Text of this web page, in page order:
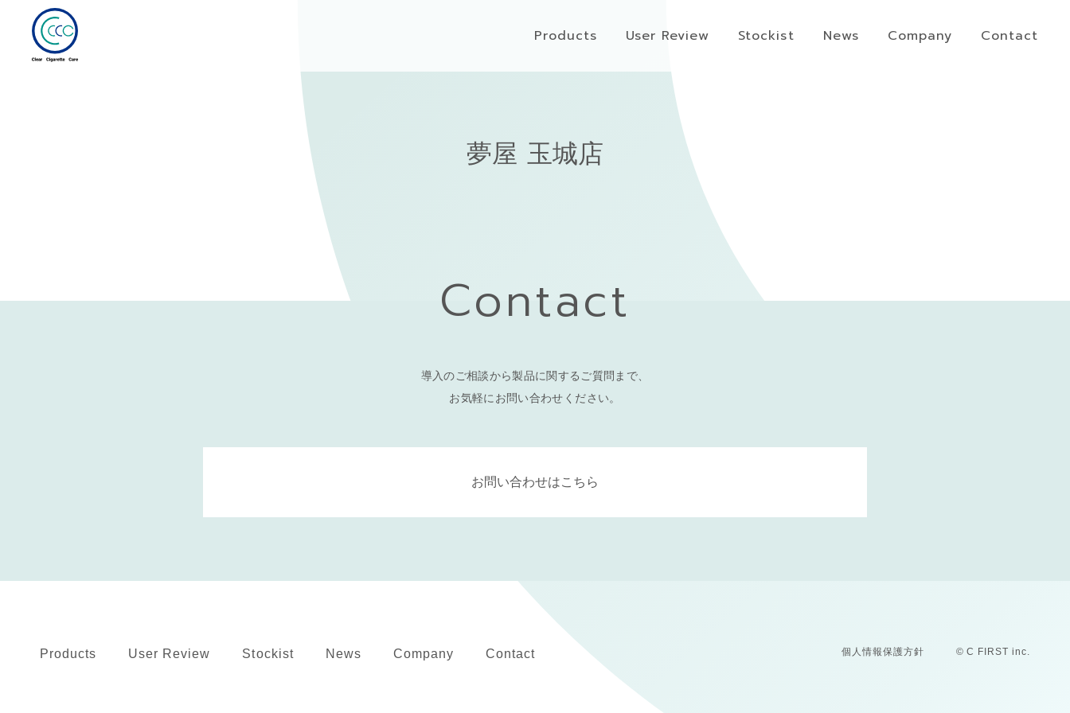
Products User Review Stockist News Company Contact
夢屋 玉城店
Contact
導入のご相談から製品に関するご質問まで、
お気軽にお問い合わせください。
お問い合わせはこちら
Products User Review Stockist News Company Contact 個人情報保護方針 © C FIRST inc.